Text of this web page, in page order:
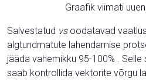
Graafik viimati
Salvestatud vsoodatavad
algtundmatute lahendamise
jääda vahemikku 95-100% . Selle
saab kontrollida vektorite võrgu